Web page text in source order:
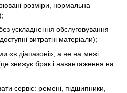
розміри, нормальна
ускладнення обслуговування
витратні матеріали);
«в діапазоні», а не на межі
знижує брак і навантаження на
сервіс: ремені, підшипники,